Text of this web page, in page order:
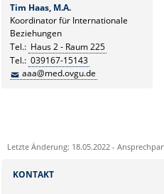
Tim Haas, M.A.
Koordinator für Internationale
Beziehungen
Tel.: Haus 2 - Raum 225
Tel.: 039167-15143
aaa@med.ovgu.de
Letzte Änderung: 18.05.2022 -
KONTAKT